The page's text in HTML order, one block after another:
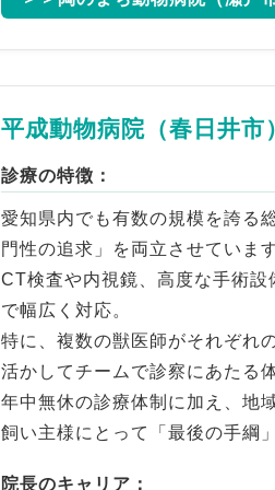
平成動物病院（春日井市
診療の特徴：
愛知県内でも有数の規模を誇る
門性の追求」を両立させていま
CT検査や内視鏡、高度な手術
で幅広く対応。
特に、複数の獣医師がそれぞれ
活かしてチームで診察にあたる
年中無休の診療体制に加え、地
飼い主様にとって「最後の手綱
院長のキャリア：